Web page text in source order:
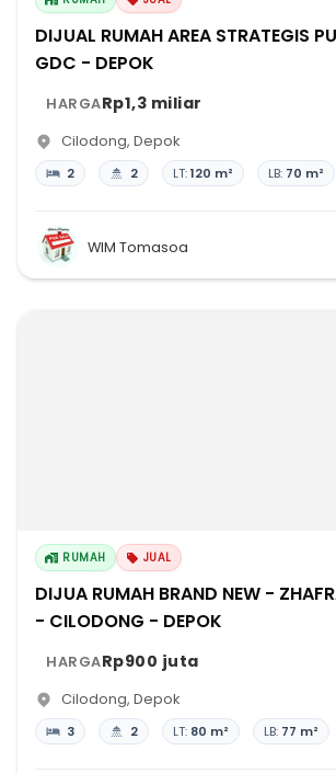
DIJUAL RUMAH AREA STRATEGIS
GDC - DEPOK
HARGARp1,3 miliar
Cilodong, Depok
2 2 LT:120 m² LB: 70 m²
WIM Tomasoa
RUMAH JUAL
DIJUA RUMAH BRAND NEW -
- CILODONG - DEPOK
HARGARp900 juta
Cilodong, Depok
3 2 LT: 80 m² LB: 77 m²